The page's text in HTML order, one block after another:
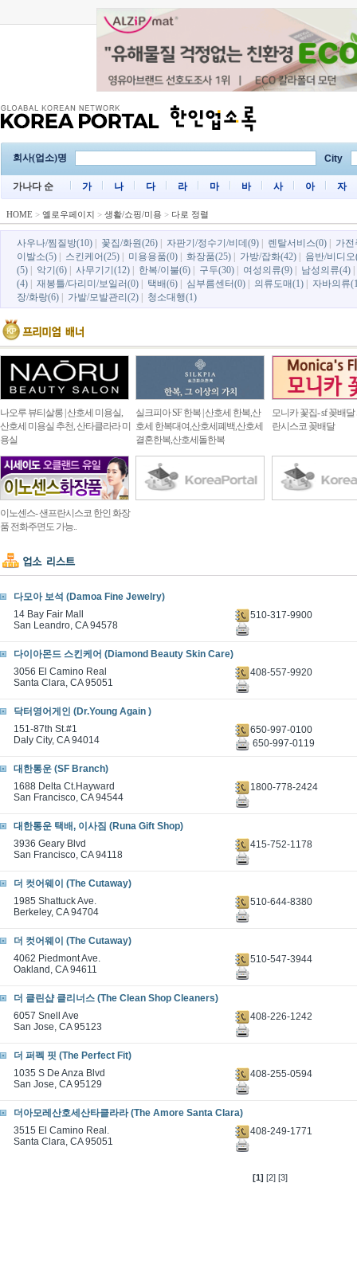
회사(업소)명 City
가나다 순 가 나 다 라 마 바 사 아 자
HOME > 옐로우페이지 > 생활/쇼핑/미용 > 다로 정렬
사우나/찜질방(10) 꽃집/화원(26) 자판기/정수기/비데(9) 렌탈서비스(0)
가전
이발소(5)
스킨케어(25) 미용용품(0) 화장품(25) 가방/잡화(42)
음반/비디오
(5)
악기(6) 사무기기(12) 한복/이불(6) 구두(30) 여성의류(9) 남성의류(4)
(4)
재봉틀/다리미/보일러(0) 택배(6) 심부름센터(0) 의류도매(1)
자바의류
장/화랑(6)
가발/모발관리(2) 청소대행(1)
나오루 뷰티살롱 | 산호세 미용실,
산호세 미용실 추천, 산타클라라 미
용실
실크피아 SF 한복 | 산호세 한복,산
호세 한복대여,산호세폐백,산호세
결혼한복,산호세돌한복
모니카 꽃집- sf 꽂배
란시스코 꽂배달
이노센스- 샌프란시스코 한인 화장
품 전화주면도 가능..
다모아 보석 (Damoa Fine Jewelry)
14 Bay Fair Mall
San Leandro, CA 94578
510-317-9900
다이아몬드 스킨케어 (Diamond Beauty Skin Care)
3056 El Camino Real
Santa Clara, CA 95051
408-557-9920
닥터영어게인 (Dr.Young Again )
151-87th St.#1
Daly City, CA 94014
650-997-0100
650-997-0119
대한통운 (SF Branch)
1688 Delta Ct.Hayward
San Francisco, CA 94544
1800-778-2424
대한통운 택배, 이사짐 (Runa Gift Shop)
3936 Geary Blvd
San Francisco, CA 94118
415-752-1178
더 컷어웨이 (The Cutaway)
1985 Shattuck Ave.
Berkeley, CA 94704
510-644-8380
더 컷어웨이 (The Cutaway)
4062 Piedmont Ave.
Oakland, CA 94611
510-547-3944
더 클린샵 클리너스 (The Clean Shop Cleaners)
6057 Snell Ave
San Jose, CA 95123
408-226-1242
더 퍼펙 핏 (The Perfect Fit)
1035 S De Anza Blvd
San Jose, CA 95129
408-255-0594
더아모레산호세산타클라라 (The Amore Santa Clara)
3515 El Camino Real.
Santa Clara, CA 95051
408-249-1771
[1] [2] [3]